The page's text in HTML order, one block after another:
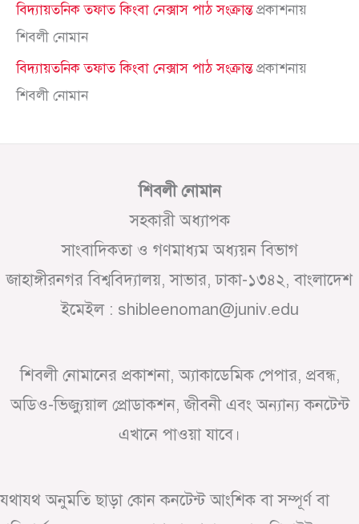
বিদ্যায়তনিক তফাত কিংবা নেক্সাস পাঠ সংক্রান্তপ্রকাশনায়
শিবলী নোমান
বিদ্যায়তনিক তফাত কিংবা নেক্সাস পাঠ সংক্রান্তপ্রকাশনায়
শিবলী নোমান
শিবলী নোমান
সহকারী অধ্যাপক
সাংবাদিকতা ও গণমাধ্যম অধ্যয়ন বিভাগ
জাহাঙ্গীরনগর বিশ্ববিদ্যালয়, সাভার, ঢাকা-১৩৪২, বাংলাদেশ
ইমেইল : shibleenoman@juniv.edu
শিবলী নোমানের প্রকাশনা, অ্যাকাডেমিক পেপার, প্রবন্ধ,
অডিও-ভিজ্যুয়াল প্রোডাকশন, জীবনী এবং অন্যান্য কনটেন্ট
এখানে পাওয়া যাবে।
যথাযথ অনুমতি ছাড়া কোন কনটেন্ট আংশিক বা সম্পূর্ণ বা